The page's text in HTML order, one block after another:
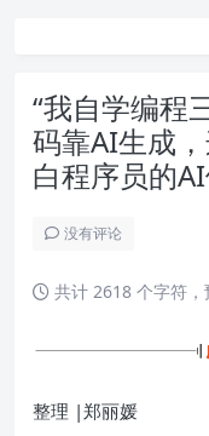
“我自学编程
码靠AI生成
白程序员的
没有评论
共计 2618 个字符，
整理 |郑丽媛